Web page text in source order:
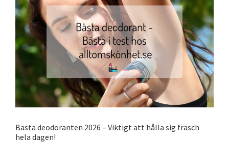
Bästa deodoranten 2026 – Viktigt att hålla sig fräsch
hela dagen!